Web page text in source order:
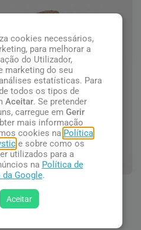
cookies necessários,
para melhorar a
do Utilizador,
marketing do seu
estatísticas. Para
todos os tipos de
Aceitar. Se pretender
carregue em Gerir
mais informação
cookies na Política
e sobre como os
utilizados para a
na Política de
da Google.
Aceitar